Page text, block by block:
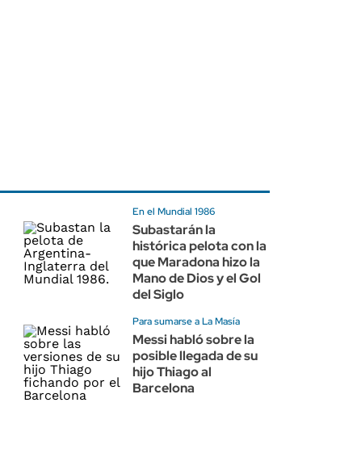
En el Mundial 1986
Subastarán la
histórica pelota con la
que Maradona hizo la
Mano de Dios y el Gol
del Siglo
Para sumarse a La Masía
Messi habló sobre la
posible llegada de su
hijo Thiago al
Barcelona